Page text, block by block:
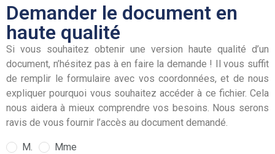
Demander le document en
haute qualité
Si vous souhaitez obtenir une version haute qualité d’un
document, n’hésitez pas à en faire la demande ! Il vous suffit
de remplir le formulaire avec vos coordonnées, et de nous
expliquer pourquoi vous souhaitez accéder à ce fichier. Cela
nous aidera à mieux comprendre vos besoins. Nous serons
ravis de vous fournir l’accès au document demandé.
M.
Mme